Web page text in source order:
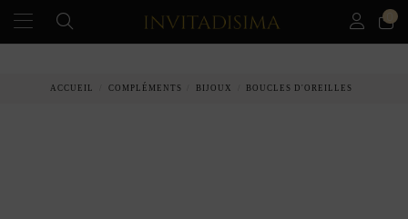
ACCUEIL COMPLÉMENTS BIJOUX BOUCLES D'OREILLES